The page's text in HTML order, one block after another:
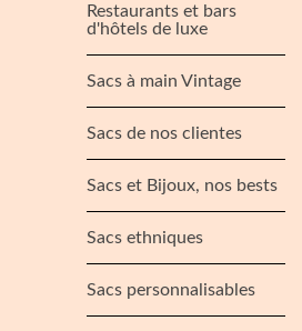
Restaurants et bars
d'hôtels de luxe
Sacs à main Vintage
Sacs de nos clientes
Sacs et Bijoux, nos bests
Sacs ethniques
Sacs personnalisables